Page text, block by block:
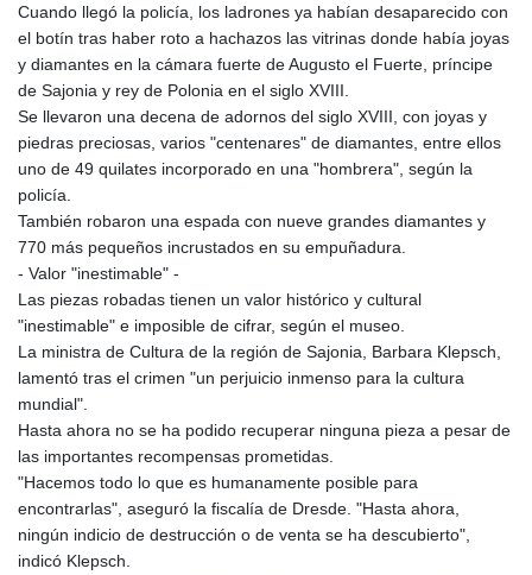
LVL 0.699335
LYD 7.331909
MAD 10.743067
MDL 20.044751
MGA 4918.938878
MKD 61.524236
MMK 2427.596601
MOP 9.314584
MRU 46.338424
MVR 17.862733
MWK 1998.775164
MXN 19.811945
MYR 4.728715
NAD 18.726567
NGN 1577.963717
NIO 42.419473
NOK 10.99759
NPR 175.501819
Cuando llegó la policía, los ladrones ya habían desaparecido con
el botín tras haber roto a hachazos las vitrinas donde había joyas
y diamantes en la cámara fuerte de Augusto el Fuerte, príncipe
de Sajonia y rey de Polonia en el siglo XVIII.
Se llevaron una decena de adornos del siglo XVIII, con joyas y
piedras preciosas, varios "centenares" de diamantes, entre ellos
uno de 49 quilates incorporado en una "hombrera", según la
policía.
También robaron una espada con nueve grandes diamantes y
770 más pequeños incrustados en su empuñadura.
- Valor "inestimable" -
Las piezas robadas tienen un valor histórico y cultural
"inestimable" e imposible de cifrar, según el museo.
La ministra de Cultura de la región de Sajonia, Barbara Klepsch,
lamentó tras el crimen "un perjuicio inmenso para la cultura
mundial".
Hasta ahora no se ha podido recuperar ninguna pieza a pesar de
las importantes recompensas prometidas.
"Hacemos todo lo que es humanamente posible para
encontrarlas", aseguró la fiscalía de Dresde. "Hasta ahora,
ningún indicio de destrucción o de venta se ha descubierto",
indicó Klepsch.